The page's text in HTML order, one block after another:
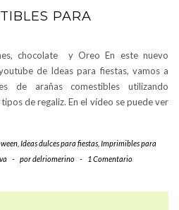
PARA
chocolate y Oreo En este nuevo
de Ideas para fiestas, vamos a
de arañas comestibles utilizando
de regaliz. En el vídeo se puede ver
Ideas dulces para fiestas Imprimibles para
- pordelriomerino - 1 Comentario